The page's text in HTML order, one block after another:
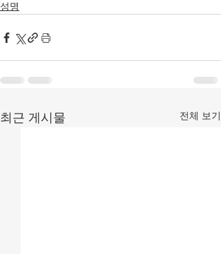
성명
최근 게시물 전체 보기